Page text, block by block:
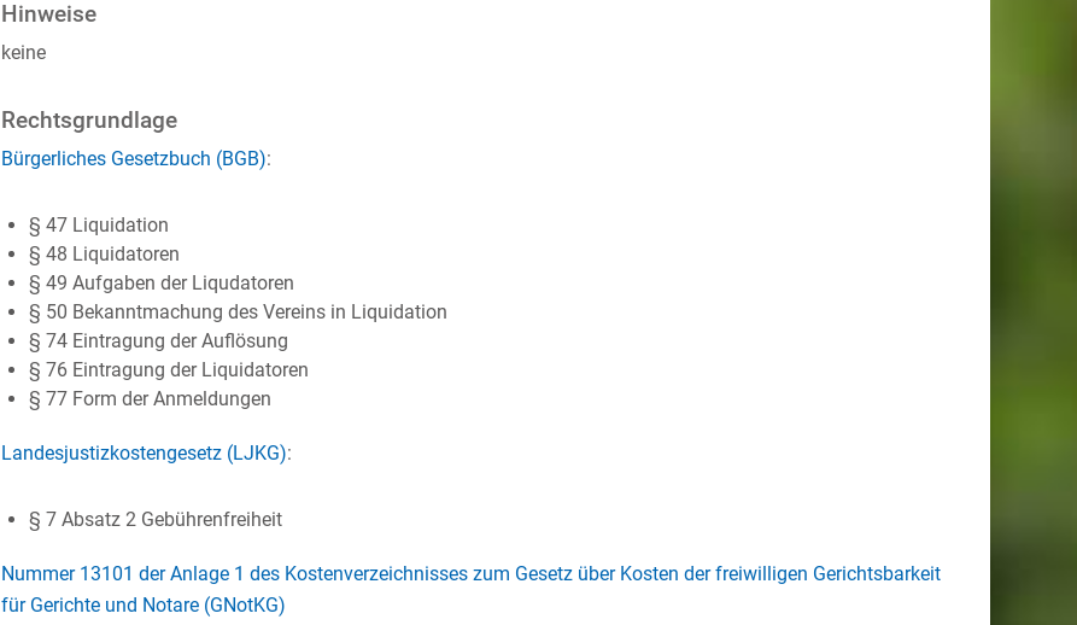
Hinweise
keine
Rechtsgrundlage
Bürgerliches Gesetzbuch (BGB):
§ 47 Liquidation
§ 48 Liquidatoren
§ 49 Aufgaben der Liqudatoren
§ 50 Bekanntmachung des Vereins in Liquidation
§ 74 Eintragung der Auflösung
§ 76 Eintragung der Liquidatoren
§ 77 Form der Anmeldungen
Landesjustizkostengesetz (LJKG):
§ 7 Absatz 2Gebührenfreiheit
Nummer 13101 der Anlage 1 des Kostenverzeichnisses zum Gesetz über Kosten der freiwilligen Gerichtsbarkeit
für Gerichte und Notare (GNotKG)